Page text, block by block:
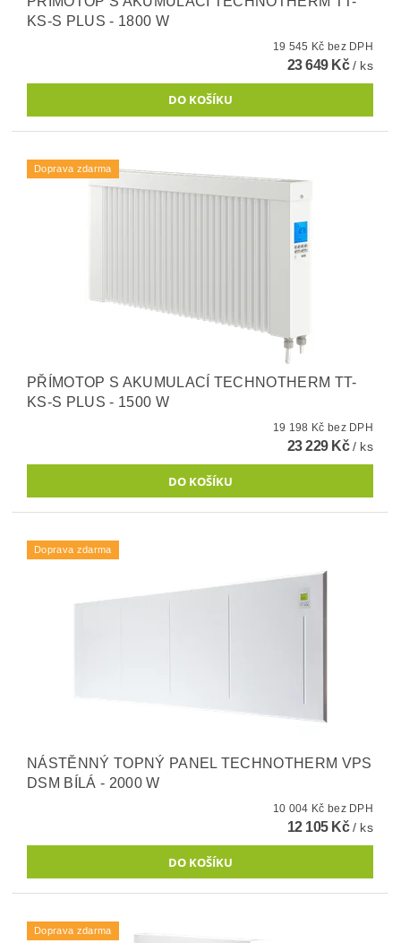
KS-S PLUS - 1800 W
19 545 Kč bez DPH
23 649 Kč/ ks
Doprava zdarma
PŘÍMOTOP S AKUMULACÍ TECHNOTHERM TT-
KS-S PLUS - 1500 W
19 198 Kč bez DPH
23 229 Kč/ ks
Doprava zdarma
NÁSTĚNNÝ TOPNÝ PANEL TECHNOTHERM VPS
DSM BÍLÁ - 2000 W
10 004 Kč bez DPH
12 105 Kč/ ks
Doprava zdarma